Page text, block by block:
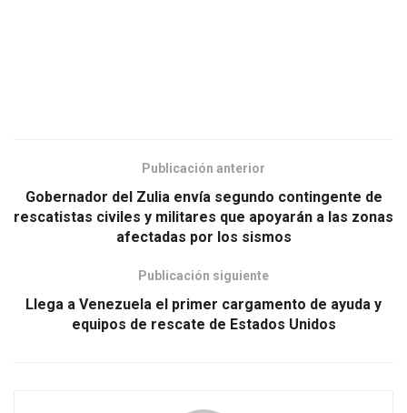
Publicación anterior
Gobernador del Zulia envía segundo contingente de
rescatistas civiles y militares que apoyarán a las zonas
afectadas por los sismos
Publicación siguiente
Llega a Venezuela el primer cargamento de ayuda y
equipos de rescate de Estados Unidos